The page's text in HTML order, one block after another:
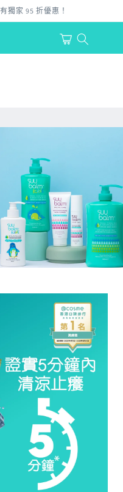
獨家 95 折優惠！
購
物
車